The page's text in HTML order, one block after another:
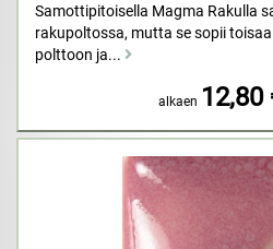
Samottipitoisella Magma Rakulla
rakupoltossa, mutta se sopii
polttoon ja...
alkaen 12,80